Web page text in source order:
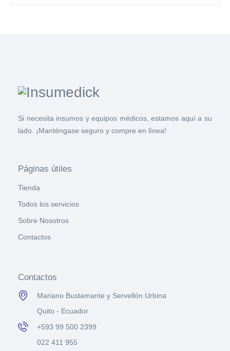
Si necesita insumos y equipos médicos, estamos aquí a su
lado. ¡Manténgase seguro y compre en línea!
Páginas útiles
Tienda
Todos los servicios
Sobre Nosotros
Contactos
Contactos
Mariano Bustamante y Servellón Urbina
Quito - Ecuador
+593 99 500 2399
022 411 955